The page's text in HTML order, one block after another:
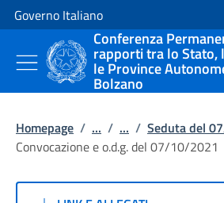
Vai al contenuto
Vai alla navigazione del sito
Governo Italiano
Conferenza
rapporti tra lo Stato,
le Province
Bolzano
Homepage / ... / ... / Seduta del
Convocazione e o.d.g. del 07/10/2021